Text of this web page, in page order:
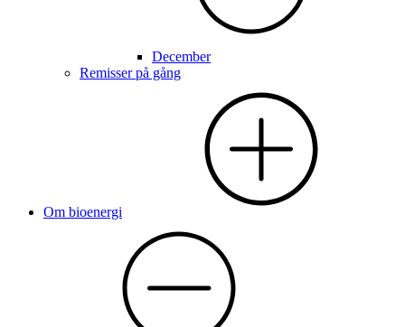
December
Remisser på gång
Om bioenergi